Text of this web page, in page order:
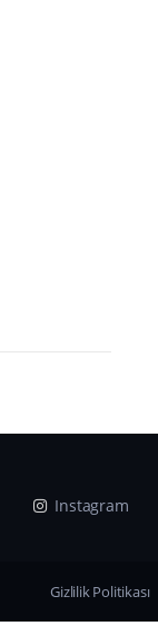
Instagram
Gizlilik Politikası